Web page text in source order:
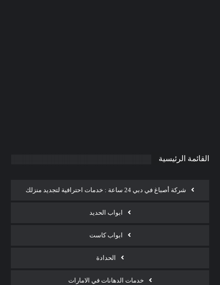
القائمة الرئيسية
شركة أصباغ في دبي 24 ساعة : خدمات احترافية لتجديد منزلك
ابواب الحديد
ابواب كاست
الحدادة
خدمات الدهانات في الامارات